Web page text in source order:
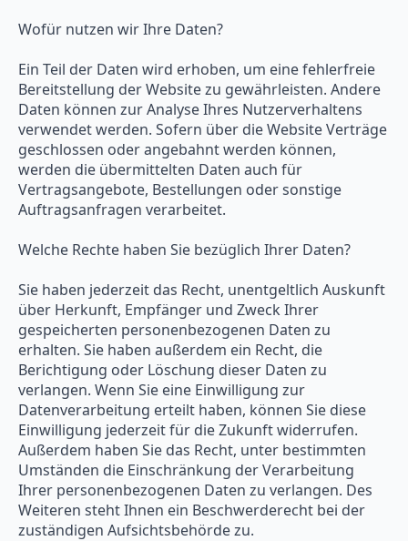
Wofür nutzen wir Ihre Daten?
Ein Teil der Daten wird erhoben, um eine fehlerfreie
Bereitstellung der Website zu gewährleisten. Andere
Daten können zur Analyse Ihres Nutzerverhaltens
verwendet werden. Sofern über die Website Verträge
geschlossen oder angebahnt werden können,
werden die übermittelten Daten auch für
Vertragsangebote, Bestellungen oder sonstige
Auftragsanfragen verarbeitet.
Welche Rechte haben Sie bezüglich Ihrer Daten?
Sie haben jederzeit das Recht, unentgeltlich Auskunft
über Herkunft, Empfänger und Zweck Ihrer
gespeicherten personenbezogenen Daten zu
erhalten. Sie haben außerdem ein Recht, die
Berichtigung oder Löschung dieser Daten zu
verlangen. Wenn Sie eine Einwilligung zur
Datenverarbeitung erteilt haben, können Sie diese
Einwilligung jederzeit für die Zukunft widerrufen.
Außerdem haben Sie das Recht, unter bestimmten
Umständen die Einschränkung der Verarbeitung
Ihrer personenbezogenen Daten zu verlangen. Des
Weiteren steht Ihnen ein Beschwerderecht bei der
zuständigen Aufsichtsbehörde zu.